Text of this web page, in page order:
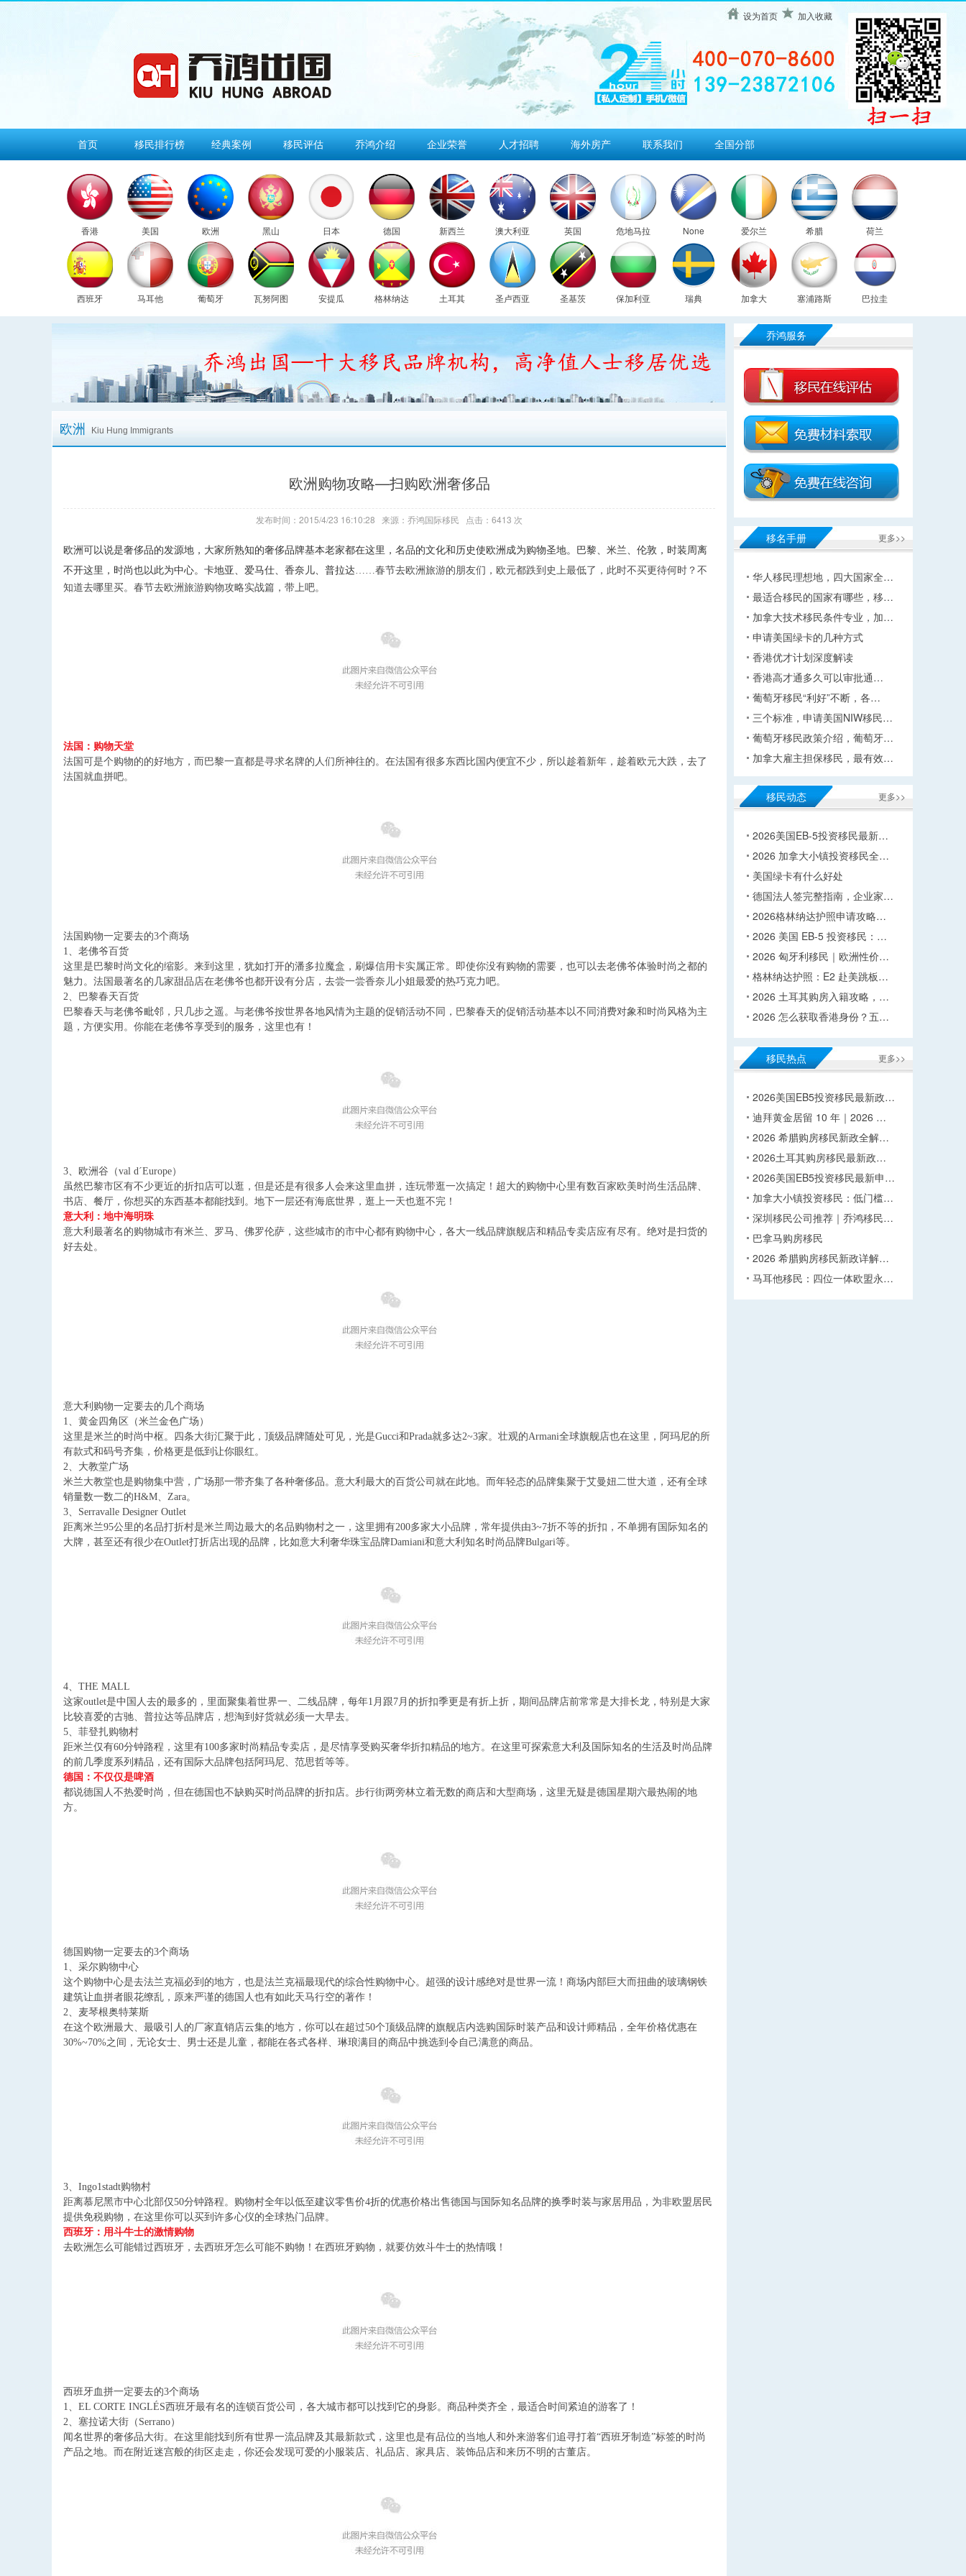
设为首页 加入收藏
首页 移民排行榜 经典案例 移民评估 乔鸿介绍 企业荣誉 人才招聘 海外房产 联系我们 全国分部
香港 美国 欧洲 黑山 日本 德国 新西兰 澳大利亚 英国 危地马拉 None 爱尔兰 希腊 荷兰
西班牙 马耳他 葡萄牙 瓦努阿图 安提瓜 格林纳达 土耳其 圣卢西亚 圣基茨 保加利亚 瑞典 加拿大 塞浦路斯 巴拉圭
欧洲 Kiu Hung Immigrants
欧洲购物攻略—扫购欧洲奢侈品
发布时间：2015/4/23 16:10:28 来源：乔鸿国际移民 点击：6413 次
欧洲可以说是奢侈品的发源地，大家所熟知的奢侈品牌基本老家都在这里，名品的文化和历史使欧洲成为购物圣地。巴黎、米兰、伦敦，时装周离
不开这里，时尚也以此为中心。卡地亚、爱马仕、香奈儿、普拉达……春节去欧洲旅游的朋友们，欧元都跌到史上最低了，此时不买更待何时？不
知道去哪里买。春节去欧洲旅游购物攻略实战篇，带上吧。
法国：购物天堂
法国可是个购物的的好地方，而巴黎一直都是寻求名牌的人们所神往的。在法国有很多东西比国内便宜不少，所以趁着新年，趁着欧元大跌，去了
法国就血拼吧。
法国购物一定要去的3个商场
1、老佛爷百货
这里是巴黎时尚文化的缩影。来到这里，犹如打开的潘多拉魔盒，刷爆信用卡实属正常。即使你没有购物的需要，也可以去老佛爷体验时尚之都的
魅力。法国最著名的几家甜品店在老佛爷也都开设有分店，去尝一尝香奈儿小姐最爱的热巧克力吧。
2、巴黎春天百货
巴黎春天与老佛爷毗邻，只几步之遥。与老佛爷按世界各地风情为主题的促销活动不同，巴黎春天的促销活动基本以不同消费对象和时尚风格为主
题，方便实用。你能在老佛爷享受到的服务，这里也有！
3、欧洲谷（val d´Europe）
虽然巴黎市区有不少更近的折扣店可以逛，但是还是有很多人会来这里血拼，连玩带逛一次搞定！超大的购物中心里有数百家欧美时尚生活品牌、
书店、餐厅，你想买的东西基本都能找到。地下一层还有海底世界，逛上一天也逛不完！
意大利：地中海明珠
意大利最著名的购物城市有米兰、罗马、佛罗伦萨，这些城市的市中心都有购物中心，各大一线品牌旗舰店和精品专卖店应有尽有。绝对是扫货的
好去处。
意大利购物一定要去的几个商场
1、黄金四角区（米兰金色广场）
这里是米兰的时尚中枢。四条大街汇聚于此，顶级品牌随处可见，光是Gucci和Prada就多达2~3家。壮观的Armani全球旗舰店也在这里，阿玛尼的所
有款式和码号齐集，价格更是低到让你眼红。
2、大教堂广场
米兰大教堂也是购物集中营，广场那一带齐集了各种奢侈品。意大利最大的百货公司就在此地。而年轻态的品牌集聚于艾曼妞二世大道，还有全球
销量数一数二的H&M、 Zara。
3、 Serravalle Designer Outlet
距离米兰95公里的名品打折村是米兰周边最大的名品购物村之一，这里拥有200多家大小品牌，常年提供由3~7折不等的折扣，不单拥有国际知名的
大牌，甚至还有很少在Outlet打折店出现的品牌，比如意大利奢华珠宝品牌Damiani和意大利知名时尚品牌Bulgari等。
4、 THE MALL
这家outlet是中国人去的最多的，里面聚集着世界一、二线品牌，每年1 月跟7月的折扣季更是有折上折，期间品牌店前常常是大排长龙，特别是大家
比较喜爱的古驰、普拉达等品牌店，想淘到好货就必须一大早去。
5、菲登扎购物村
距米兰仅有60分钟路程，这里有100多家时尚精品专卖店，是尽情享受购买奢华折扣精品的地方。在这里可探索意大利及国际知名的生活及时尚品牌
的前几季度系列精品，还有国际大品牌包括阿玛尼、范思哲等等。
德国：不仅仅是啤酒
都说德国人不热爱时尚，但在德国也不缺购买时尚品牌的折扣店。步行街两旁林立着无数的商店和大型商场，这里无疑是德国星期六最热闹的地
方。
德国购物一定要去的3个商场
1、采尔购物中心
这个购物中心是去法兰克福必到的地方，也是法兰克福最现代的综合性购物中心。超强的设计感绝对是世界一流！商场内部巨大而扭曲的玻璃钢铁
建筑让血拼者眼花缭乱，原来严谨的德国人也有如此天马行空的著作！
2、麦琴根奥特莱斯
在这个欧洲最大、最吸引人的厂家直销店云集的地方，你可以在超过50个顶级品牌的旗舰店内选购国际时装产品和设计师精品，全年价格优惠在
30%~70%之间，无论女士、男士还是儿童，都能在各式各样、琳琅满目的商品中挑选到令自己满意的商品。
3、 Ingo1stadt购物村
距离慕尼黑市中心北部仅50分钟路程。购物村全年以低至建议零售价4折的优惠价格出售德国与国际知名品牌的换季时装与家居用品，为非欧盟居民
提供免税购物，在这里你可以买到许多心仪的全球热门品牌。
西班牙：用斗牛士的激情购物
去欧洲怎么可能错过西班牙，去西班牙怎么可能不购物！在西班牙购物，就要仿效斗牛士的热情哦！
西班牙血拼一定要去的3个商场
1、 EL CORTE INGLÉS西班牙最有名的连锁百货公司，各大城市都可以找到它的身影。商品种类齐全，最适合时间紧迫的游客了！
2、塞拉诺大街（ Serrano）
闻名世界的奢侈品大街。在这里能找到所有世界一流品牌及其最新款式，这里也是有品位的当地人和外来游客们追寻打着“西班牙制造”标签的时尚
产品之地。而在附近迷宫般的街区走走，你还会发现可爱的小服装店、礼品店、家具店、装饰品店和来历不明的古董店。
乔鸿服务
更多>>
移名手册
华人移民理想地，四大国家全…
最适合移民的国家有哪些，移…
加拿大技术移民条件专业，加…
申请美国绿卡的几种方式
香港优才计划深度解读
香港高才通多久可以审批通…
葡萄牙移民“利好”不断，各…
三个标准，申请美国NIW移民…
葡萄牙移民政策介绍，葡萄牙…
加拿大雇主担保移民，最有效…
更多>>
移民动态
2026美国EB-5投资移民最新…
2026 加拿大小镇投资移民全…
美国绿卡有什么好处
德国法人签完整指南，企业家…
2026格林纳达护照申请攻略…
2026 美国 EB-5 投资移民：…
2026 匈牙利移民｜欧洲性价…
格林纳达护照：E2 赴美跳板…
2026 土耳其购房入籍攻略，…
2026 怎么获取香港身份？五…
更多>>
移民热点
2026美国EB5投资移民最新政…
迪拜黄金居留 10 年｜2026 …
2026 希腊购房移民新政全解…
2026土耳其购房移民最新政…
2026美国EB5投资移民最新申…
加拿大小镇投资移民：低门槛…
深圳移民公司推荐｜乔鸿移民…
巴拿马购房移民
2026 希腊购房移民新政详解…
马耳他移民：四位一体欧盟永…